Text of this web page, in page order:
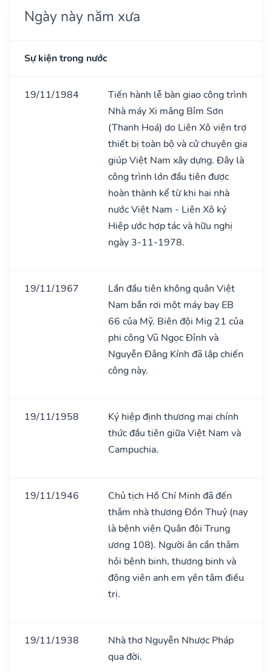
Ngày này năm xưa
Sự kiện trong nước
19/11/1984
Tiến hành lễ bàn giao công trình
Nhà máy Xi mǎng Bỉm Sơn
(Thanh Hoá) do Liên Xô viện trợ
thiết bị toàn bộ và cử chuyên gia
giúp Việt Nam xây dựng. Đây là
công trình lớn đầu tiên được
hoàn thành kể từ khi hai nhà
nước Việt Nam - Liên Xô ký
Hiệp ước hợp tác và hữu nghị
ngày 3-11-1978.
19/11/1967
Lần đầu tiên không quân Việt
Nam bắn rơi một máy bay EB
66 của Mỹ. Biên đội Mig 21 của
phi công Vũ Ngọc Đỉnh và
Nguyễn Đǎng Kính đã lập chiến
công này.
19/11/1958
Ký hiệp định thương mại chính
thức đầu tiên giữa Việt Nam và
Campuchia.
19/11/1946
Chủ tịch Hồ Chí Minh đã đến
thǎm nhà thương Đồn Thuỷ (nay
là bệnh viện Quân đội Trung
ương 108). Người ân cần thǎm
hỏi bệnh binh, thương binh và
động viên anh em yên tâm điều
trị.
19/11/1938
Nhà thơ Nguyễn Nhược Pháp
qua đời.